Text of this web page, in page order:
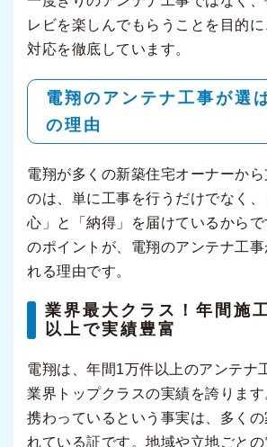
レビを楽しんでもらうことを目的
対応を徹底しています。
電翔のアンテナ工事が選
の理由
電翔が多くの新築住宅オーナーか
のは、単に工事を行うだけでなく
心」と「納得」を届けているから
のポイントが、電翔のアンテナ工
れる理由です。
業界最大クラス！年間施
以上で実績豊富
電翔は、年間1万件以上のアンテナ
業界トップクラスの実績を誇りま
携わっているという事実は、多くの
れている証です。地域や立地ごと